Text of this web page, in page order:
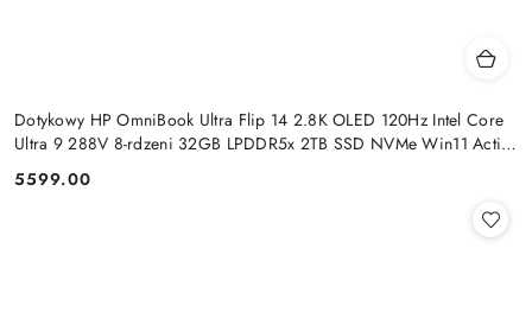
Dotykowy HP OmniBook Ultra Flip 14 2.8K OLED 120Hz Intel Core
Ultra 9 288V 8-rdzeni 32GB LPDDR5x 2TB SSD NVMe Win11 Active
Cena:
5599.00